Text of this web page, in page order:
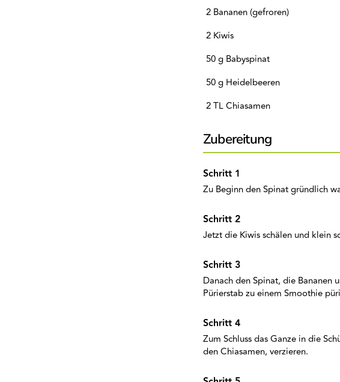
2 Bananen (gefroren)
2 Kiwis
50 g Babyspinat
50 g Heidelbeeren
2 TL Chiasamen
Zubereitung
Zu Beginn den Spinat gründlich
Jetzt die Kiwis schälen und klein
Danach den Spinat, die
Pürierstab zu einem Smoothie
Zum Schluss das Ganze in die
den Chiasamen, verzieren.